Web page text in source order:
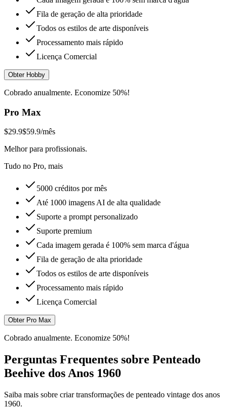
Fila de geração de alta prioridade
Todos os estilos de arte disponíveis
Processamento mais rápido
Licença Comercial
Obter Hobby
Cobrado anualmente. Economize 50%!
Pro Max
$29.9$59.9/mês
Melhor para profissionais.
Tudo no Pro, mais
5000 créditos por mês
Até 1000 imagens AI de alta qualidade
Suporte a prompt personalizado
Suporte premium
Cada imagem gerada é 100% sem marca d'água
Fila de geração de alta prioridade
Todos os estilos de arte disponíveis
Processamento mais rápido
Licença Comercial
Obter Pro Max
Cobrado anualmente. Economize 50%!
Perguntas Frequentes sobre Penteado
Beehive dos Anos 1960
Saiba mais sobre criar transformações de penteado vintage dos anos
1960.